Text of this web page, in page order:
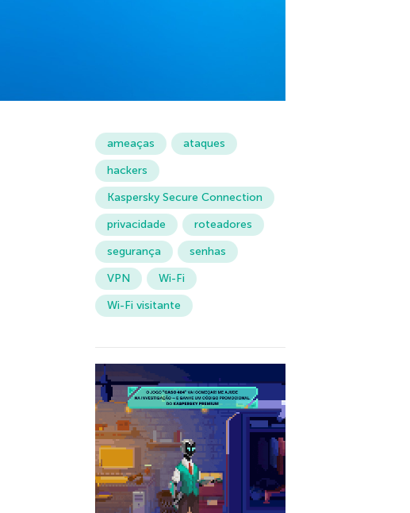
ameaças
ataques
hackers
Kaspersky Secure Connection
privacidade
roteadores
segurança
senhas
VPN
Wi-Fi
Wi-Fi visitante